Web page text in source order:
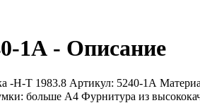
1А - Описание
-H-T 1983.8 Артикул: 5240-1А
больше А4 Фурнитура из